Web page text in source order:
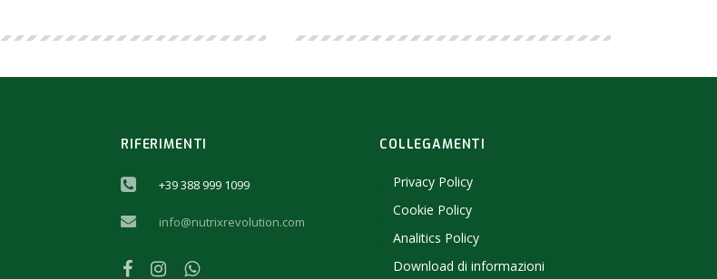
RIFERIMENTI
+39 388 999 1099
info@nutrixrevolution.com
COLLEGAMENTI
Privacy Policy
Cookie Policy
Analitics Policy
Download di informazioni